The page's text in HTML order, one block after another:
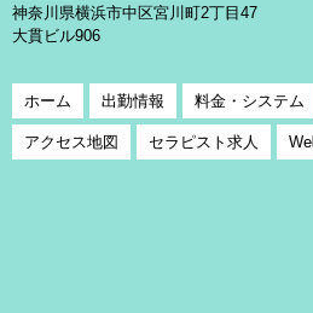
神奈川県横浜市中区宮川町2丁目47
大貫ビル906
ホーム 出勤情報 料金・システム
アクセス地図 セラピスト求人